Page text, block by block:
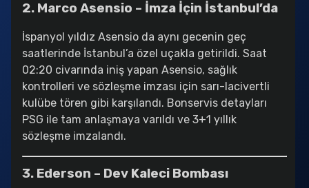
2. Marco Asensio – İmza İçin İstanbul’da
İspanyol yıldız Asensio da aynı gecenin geç
saatlerinde İstanbul’a özel uçakla getirildi. Saat
02:20 civarında iniş yapan Asensio, sağlık
kontrolleri ve sözleşme imzası için sarı-lacivertli
kulübe tören gibi karşılandı. Bonservis detayları
PSG ile tam anlaşmaya varıldı ve 3+1 yıllık
sözleşme imzalandı.
3. Ederson – Dev Kaleci Bombası